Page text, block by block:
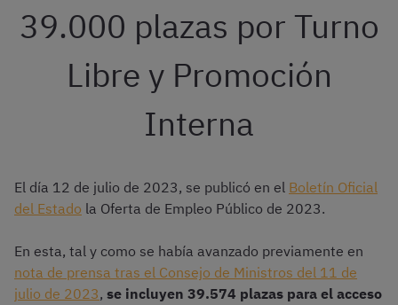
39.000 plazas por Turno
Libre y Promoción
Interna
El día 12 de julio de 2023, se publicó en el Boletín Oficial
del Estado la Oferta de Empleo Público de 2023.
En esta, tal y como se había avanzado previamente en
nota de prensa tras el Consejo de Ministros del 11 de
julio de 2023, se incluyen 39.574 plazas para el acceso